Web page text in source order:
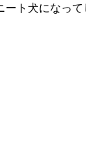
ト犬になっ